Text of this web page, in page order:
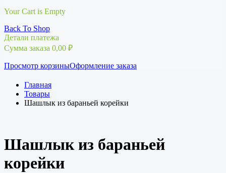
Your Cart is Empty
Back To Shop
Детали платежа
Сумма заказа 0,00 ₽
Просмотр корзиныОформление заказа
Главная
Товары
Шашлык из бараньей корейки
Шашлык из бараньей
корейки